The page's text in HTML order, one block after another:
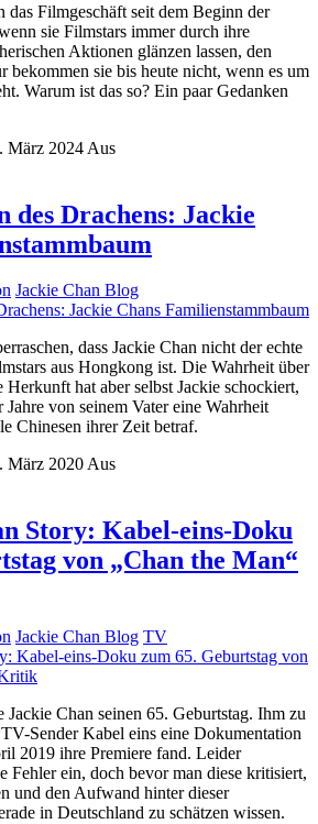
das Filmgeschäft seit dem Beginn der
sie Filmstars immer durch ihre
Aktionen glänzen lassen, den
bekommen sie bis heute nicht, wenn es um
Warum ist das so? Ein paar Gedanken
März 2024 Aus
des Drachens: Jackie
Jackie Chan Blog
dass Jackie Chan nicht der echte
aus Hongkong ist. Die Wahrheit über
Herkunft hat aber selbst Jackie schockiert,
von seinem Vater eine Wahrheit
Chinesen ihrer Zeit betraf.
März 2020Aus
Story: Kabel-eins-Doku
von „Chan the Man“
Jackie Chan Blog TV
Chan seinen 65. Geburtstag. Ihm zu
Sender Kabel eins eine Dokumentation
2019 ihre Premiere fand. Leider
Fehler ein, doch bevor man diese kritisiert,
und den Aufwand hinter dieser
in Deutschland zu schätzen wissen.